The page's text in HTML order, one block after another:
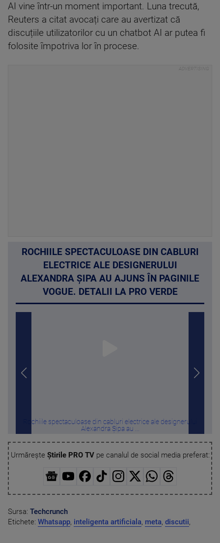
AI vine într-un moment important. Luna trecută,
Reuters a citat avocați care au avertizat că
discuțiile utilizatorilor cu un chatbot AI ar putea fi
folosite împotriva lor în procese.
ROCHIILE SPECTACULOASE DIN CABLURI
ELECTRICE ALE DESIGNERULUI
ALEXANDRA ȘIPA AU AJUNS ÎN PAGINILE
VOGUE. DETALII LA PRO VERDE
Rochiile spectaculoase din cabluri electrice ale designerului
Alexandra Șipa au ...
Urmărește Știrile PRO TVpe canalul de social media preferat:
Sursa: Techcrunch
Etichete: Whatsapp, inteligenta artificiala, meta, discutii,